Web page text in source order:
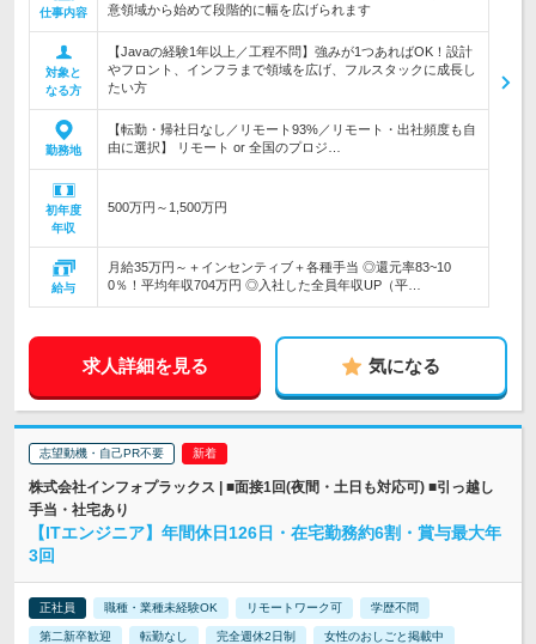
仕事内容
意領域から始めて段階的に幅を広げられます
対象と
なる方
【Javaの経験1年以上／工程不問】強みが1つあればOK！設計
やフロント、インフラまで領域を広げ、フルスタックに成長し
たい方
勤務地
【転勤・帰社日なし／リモート93%／リモート・出社頻度も自
由に選択】 リモート or 全国のプロジ…
初年度
年収
500万円～1,500万円
給与
月給35万円～＋インセンティブ＋各種手当 ◎還元率83~10
0％！平均年収704万円 ◎入社した全員年収UP（平…
求人詳細を見る 気になる
志望動機・自己PR不要
株式会社インフォプラックス | ■面接1回(夜間・土日も対応可) ■引っ越し
手当・社宅あり
【ITエンジニア】年間休日126日・在宅勤務約6割・賞与最大年
3回
正社員 職種・業種未経験OK リモートワーク可 学歴不問
第二新卒歓迎 転勤なし 完全週休2日制 女性のおしごと掲載中